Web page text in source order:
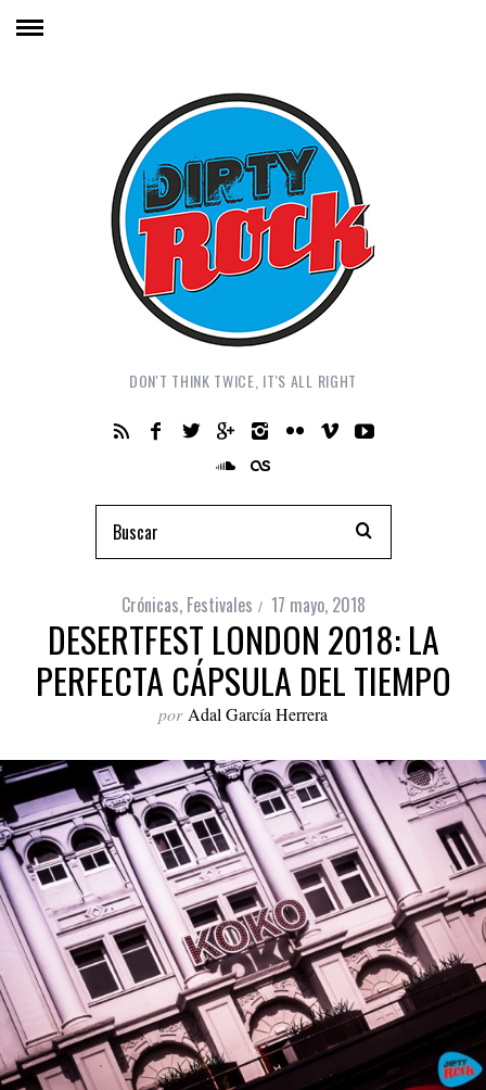
DON'T THINK TWICE, IT'S ALL RIGHT
Crónicas, Festivales 17 mayo, 2018
DESERTFEST LONDON 2018: LA
PERFECTA CÁPSULA DEL TIEMPO
por Adal García Herrera